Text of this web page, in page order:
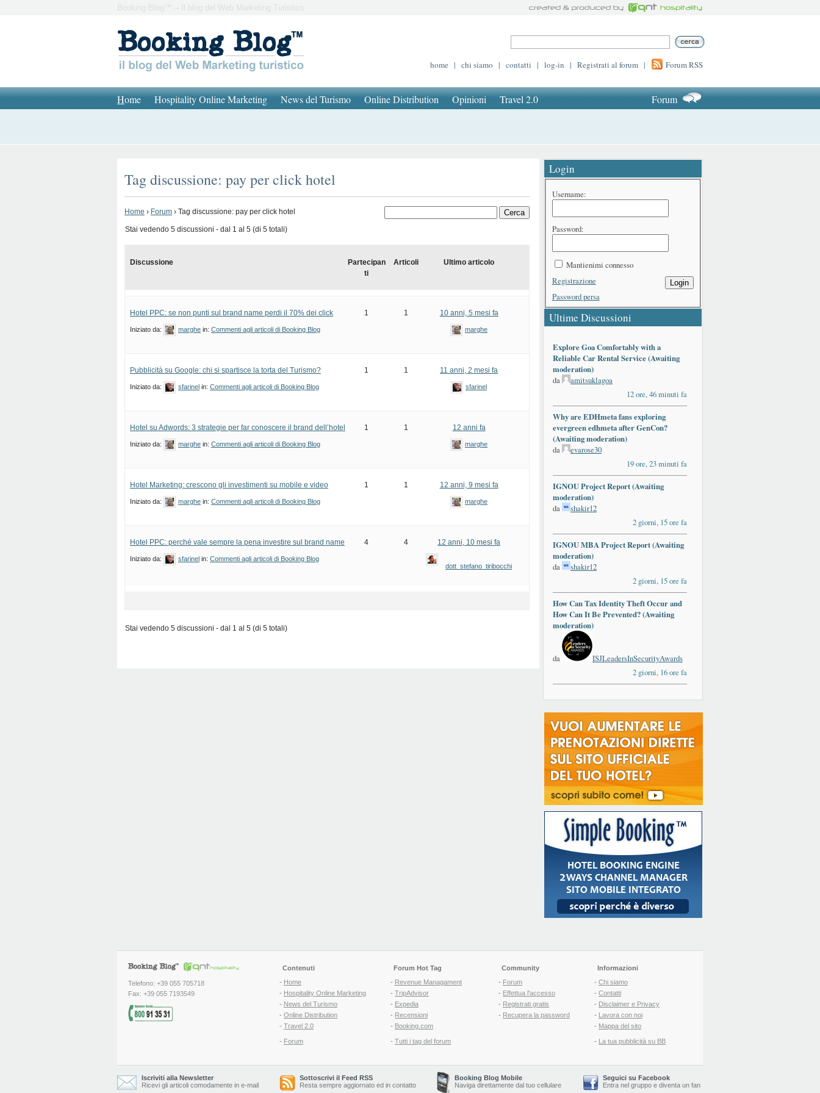
Booking Blog™ – Il blog del Web Marketing Turistico
home | chi siamo | contatti | log-in | Registrati al forum | Forum RSS
Home Hospitality Online Marketing News del Turismo Online Distribution Opinioni Travel 2.0 Forum
Tag discussione: pay per click hotel
Home › Forum › Tag discussione: pay per click hotel
Stai vedendo 5 discussioni - dal 1 al 5 (di 5 totali)
Discussione
Partecipan
ti
Articoli Ultimo articolo
Hotel PPC: se non punti sul brand name perdi il 70% dei click
Iniziato da: marghe in: Commenti agli articoli di Booking Blog
1 1 10 anni, 5 mesi fa
marghe
Pubblicità su Google: chi si spartisce la torta del Turismo?
Iniziato da: sfarinel in: Commenti agli articoli di Booking Blog
1 1 11 anni, 2 mesi fa
sfarinel
Hotel su Adwords: 3 strategie per far conoscere il brand dell’hotel
Iniziato da: marghe in: Commenti agli articoli di Booking Blog
1 1 12 anni fa
marghe
Hotel Marketing: crescono gli investimenti su mobile e video
Iniziato da: marghe in: Commenti agli articoli di Booking Blog
1 1 12 anni, 9 mesi fa
marghe
Hotel PPC: perché vale sempre la pena investire sul brand name
Iniziato da: sfarinel in: Commenti agli articoli di Booking Blog
4 4 12 anni, 10 mesi fa
dott_stefano_tiribocchi
Stai vedendo 5 discussioni - dal 1 al 5 (di 5 totali)
Login
Username:
Password:
Mantienimi connesso
Login
Registrazione
Password persa
Ultime Discussioni
Explore Goa Comfortably with a
Reliable Car Rental Service (Awaiting
moderation)
da
amitsuklagoa
12 ore, 46 minuti fa
Why are EDHmeta fans exploring
evergreen edhmeta after GenCon?
(Awaiting moderation)
da
evarose30
19 ore, 23 minuti fa
IGNOU Project Report (Awaiting
moderation)
da
shakir12
2 giorni, 15 ore fa
IGNOU MBA Project Report (Awaiting
moderation)
da
shakir12
2 giorni, 15 ore fa
How Can Tax Identity Theft Occur and
How Can It Be Prevented? (Awaiting
moderation)
da
ISJLeadersInSecurityAwards
2 giorni, 16 ore fa
Telefono: +39 055 705718
Fax: +39 055 7193549
Contenuti
- Home
- Hospitality Online Marketing
- News del Turismo
- Online Distribution
- Travel 2.0
- Forum
Forum Hot Tag
- Revenue Managament
- TripAdvisor
- Expedia
- Recensioni
- Booking.com
- Tutti i tag del forum
Community
- Forum
- Effettua l'accesso
- Registrati gratis
- Recupera la password
Informazioni
- Chi siamo
- Contatti
- Disclaimer e Privacy
- Lavora con noi
- Mappa del sito
- La tua pubblicità su BB
Iscriviti alla Newsletter
Ricevi gli articoli comodamente in e-mail
Sottoscrivi il Feed RSS
Resta sempre aggiornato ed in contatto
Booking Blog Mobile
Naviga direttamente dal tuo cellulare
Seguici su Facebook
Entra nel gruppo e diventa un fan